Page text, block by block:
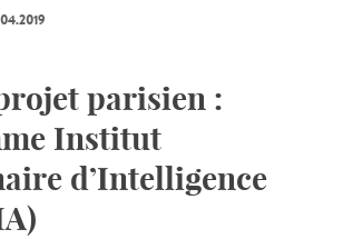
parisien :
Institut
d’Intelligence